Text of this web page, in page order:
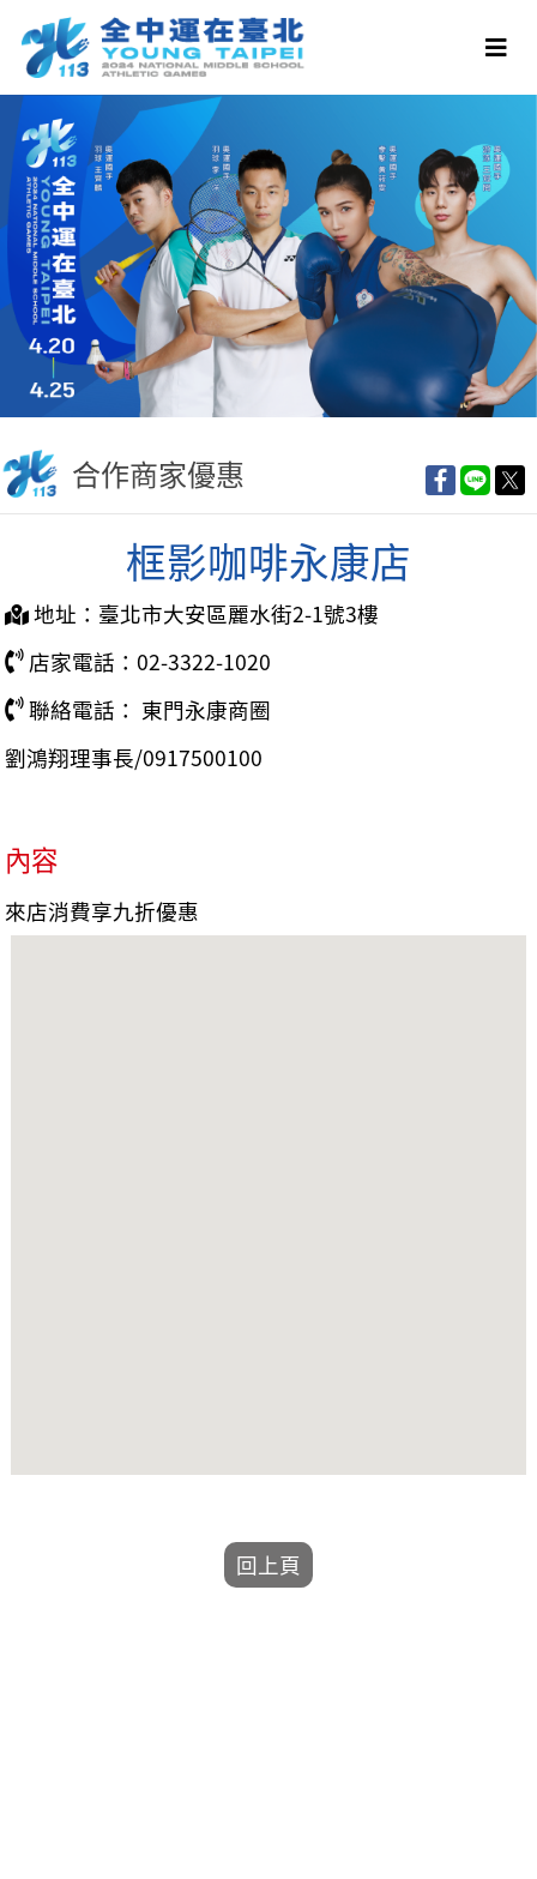
合作商家優惠
框影咖啡永康店
地址：臺北市大安區麗水街2-1號3樓
店家電話：02-3322-1020
聯絡電話： 東門永康商圈
劉鴻翔理事長/0917500100
內容
來店消費享九折優惠